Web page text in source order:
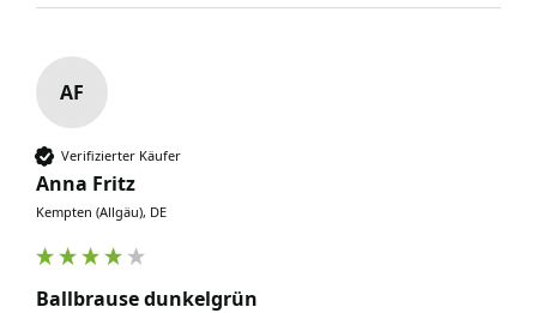
AF
Verifizierter Käufer
Anna Fritz
Kempten (Allgäu), DE
Ballbrause dunkelgrün